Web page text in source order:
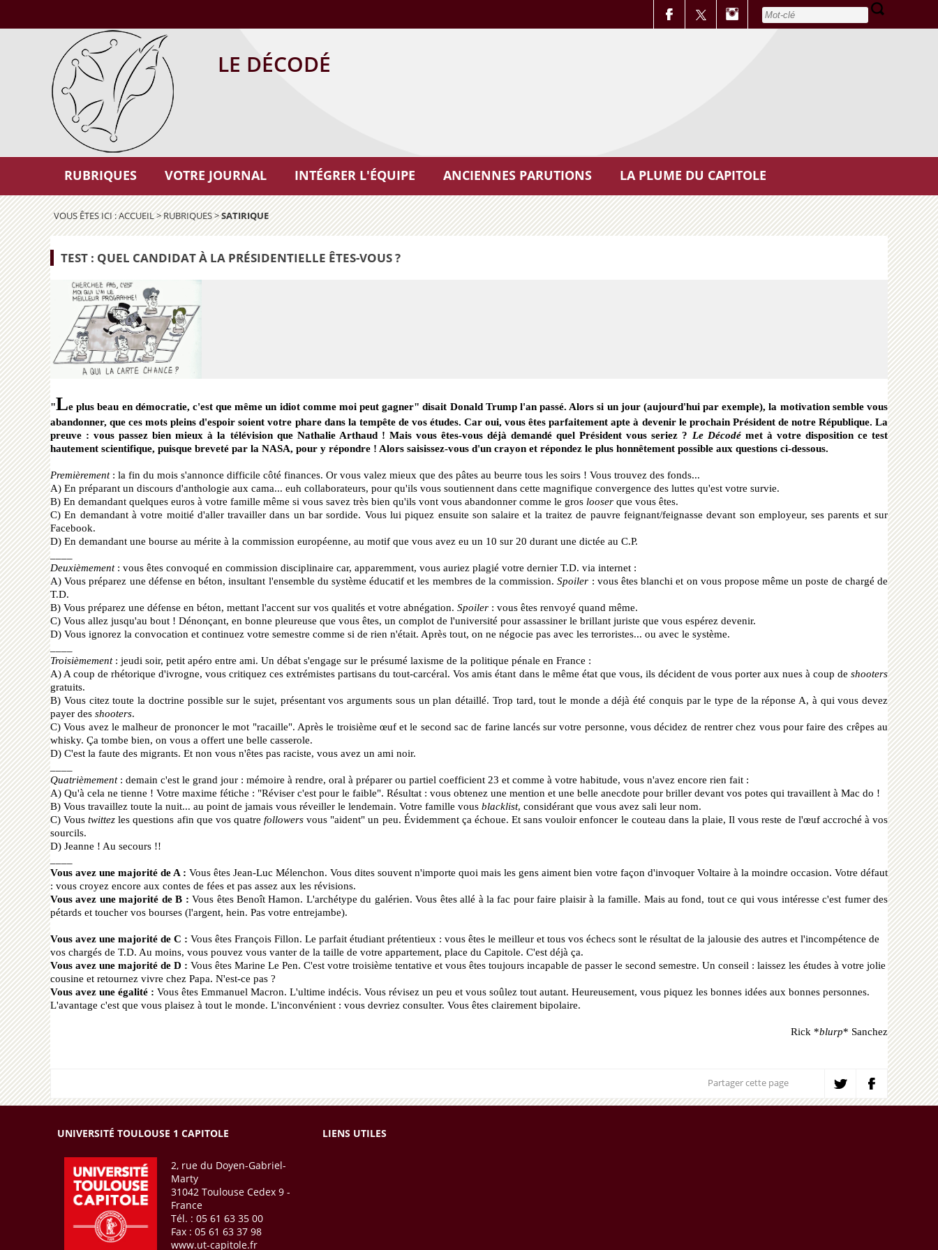
LE DÉCODÉ
RUBRIQUES VOTRE JOURNAL INTÉGRER L'ÉQUIPE ANCIENNES PARUTIONS LA PLUME DU CAPITOLE
VOUS ÊTES ICI :ACCUEIL>RUBRIQUES>SATIRIQUE
TEST : QUEL CANDIDAT À LA PRÉSIDENTIELLE ÊTES-VOUS ?
"Le plus beau en démocratie, c'est que même un idiot comme moi peut gagner" disait Donald Trump l'an passé. Alors si un jour (aujourd'hui par exemple), la motivation semble vous
abandonner, que ces mots pleins d'espoir soient votre phare dans la tempête de vos études. Car oui, vous êtes parfaitement apte à devenir le prochain Président de notre République. La
preuve : vous passez bien mieux à la télévision que Nathalie Arthaud ! Mais vous êtes-vous déjà demandé quel Président vous seriez ? Le Décodémet à votre disposition ce test
hautement scientifique, puisque breveté par la NASA, pour y répondre ! Alors saisissez-vous d'un crayon et répondez le plus honnêtement possible aux questions ci-dessous.
Premièrement : la fin du mois s'annonce difficile côté finances. Or vous valez mieux que des pâtes au beurre tous les soirs ! Vous trouvez des fonds...
A) En préparant un discours d'anthologie aux cama... euh collaborateurs, pour qu'ils vous soutiennent dans cette magnifique convergence des luttes qu'est votre survie.
B) En demandant quelques euros à votre famille même si vous savez très bien qu'ils vont vous abandonner comme le gros looser que vous êtes.
C) En demandant à votre moitié d'aller travailler dans un bar sordide. Vous lui piquez ensuite son salaire et la traitez de pauvre feignant/feignasse devant son employeur, ses parents et sur
Facebook.
D) En demandant une bourse au mérite à la commission européenne, au motif que vous avez eu un 10 sur 20 durant une dictée au C.P.
Deuxièmement : vous êtes convoqué en commission disciplinaire car, apparemment, vous auriez plagié votre dernier T.D. via internet :
A) Vous préparez une défense en béton, insultant l'ensemble du système éducatif et les membres de la commission.Spoiler : vous êtes blanchi et on vous propose même un poste de chargé de
T.D.
B) Vous préparez une défense en béton, mettant l'accent sur vos qualités et votre abnégation. Spoiler : vous êtes renvoyé quand même.
C) Vous allez jusqu'au bout ! Dénonçant, en bonne pleureuse que vous êtes, un complot de l'université pour assassiner le brillant juriste que vous espérez devenir.
D) Vous ignorez la convocation et continuez votre semestre comme si de rien n'était. Après tout, on ne négocie pas avec les terroristes... ou avec le système.
Troisièmement : jeudi soir, petit apéro entre ami. Un débat s'engage sur le présumé laxisme de la politique pénale en France :
A) A coup de rhétorique d'ivrogne, vous critiquez ces extrémistes partisans du tout-carcéral. Vos amis étant dans le même état que vous, ils décident de vous porter aux nues à coup de shooters
gratuits.
B) Vous citez toute la doctrine possible sur le sujet, présentant vos arguments sous un plan détaillé. Trop tard, tout le monde a déjà été conquis par le type de la réponse A, à qui vous devez
payer des shooters.
C) Vous avez le malheur de prononcer le mot "racaille". Après le troisième œuf et le second sac de farine lancés sur votre personne, vous décidez de rentrer chez vous pour faire des crêpes au
whisky. Ça tombe bien, on vous a offert une belle casserole.
D) C'est la faute des migrants. Et non vous n'êtes pas raciste, vous avez un ami noir.
Quatrièmement : demain c'est le grand jour : mémoire à rendre, oral à préparer ou partiel coefficient 23 et comme à votre habitude, vous n'avez encore rien fait :
A) Qu'à cela ne tienne ! Votre maxime fétiche : "Réviser c'est pour le faible". Résultat : vous obtenez une mention et une belle anecdote pour briller devant vos potes qui travaillent à Mac do !
B) Vous travaillez toute la nuit... au point de jamais vous réveiller le lendemain. Votre famille vous blacklist, considérant que vous avez sali leur nom.
C) Voustwittez les questions afin que vos quatrefollowers vous "aident" un peu. Évidemment ça échoue. Et sans vouloir enfoncer le couteau dans la plaie, Il vous reste de l'œuf accroché à vos
sourcils.
D) Jeanne ! Au secours !!
Vous avez une majorité de A : Vous êtes Jean-Luc Mélenchon. Vous dites souvent n'importe quoi mais les gens aiment bien votre façon d'invoquer Voltaire à la moindre occasion. Votre défaut
: vous croyez encore aux contes de fées et pas assez aux les révisions.
Vous avez une majorité de B : Vous êtes Benoît Hamon. L'archétype du galérien. Vous êtes allé à la fac pour faire plaisir à la famille. Mais au fond, tout ce qui vous intéresse c'est fumer des
pétards et toucher vos bourses (l'argent, hein. Pas votre entrejambe).
Vous avez une majorité de C : Vous êtes François Fillon. Le parfait étudiant prétentieux : vous êtes le meilleur et tous vos échecs sont le résultat de la jalousie des autres et l'incompétence de
vos chargés de T.D. Au moins, vous pouvez vous vanter de la taille de votre appartement, place du Capitole. C'est déjà ça.
Vous avez une majorité de D : Vous êtes Marine Le Pen. C'est votre troisième tentative et vous êtes toujours incapable de passer le second semestre. Un conseil : laissez les études à votre jolie
cousine et retournez vivre chez Papa. N'est-ce pas ?
Vous avez une égalité : Vous êtes Emmanuel Macron. L'ultime indécis. Vous révisez un peu et vous soûlez tout autant. Heureusement, vous piquez les bonnes idées aux bonnes personnes.
L'avantage c'est que vous plaisez à tout le monde. L'inconvénient : vous devriez consulter. Vous êtes clairement bipolaire.
Rick *blurp* Sanchez
Partager cette page
UNIVERSITÉ TOULOUSE 1 CAPITOLE
2, rue du Doyen-Gabriel-
Marty
31042 Toulouse Cedex 9 -
France
Tél. : 05 61 63 35 00
Fax : 05 61 63 37 98
www.ut-capitole.fr
LIENS UTILES